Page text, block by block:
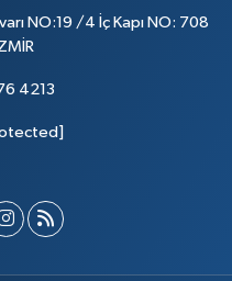
NO:19 /4 İç Kapı NO: 708
4213